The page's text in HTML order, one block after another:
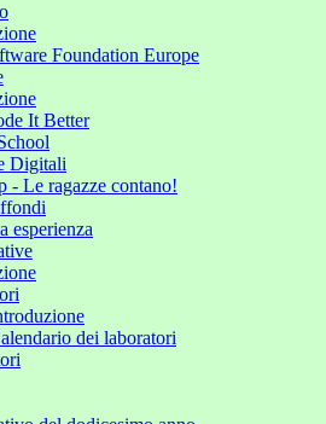
Foundation Europe
It Better
Digitali
- Le ragazze contano!
esperienza
dei laboratori